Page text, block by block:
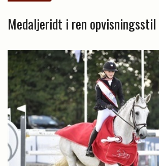
Medaljeridt i ren opvisningsstil